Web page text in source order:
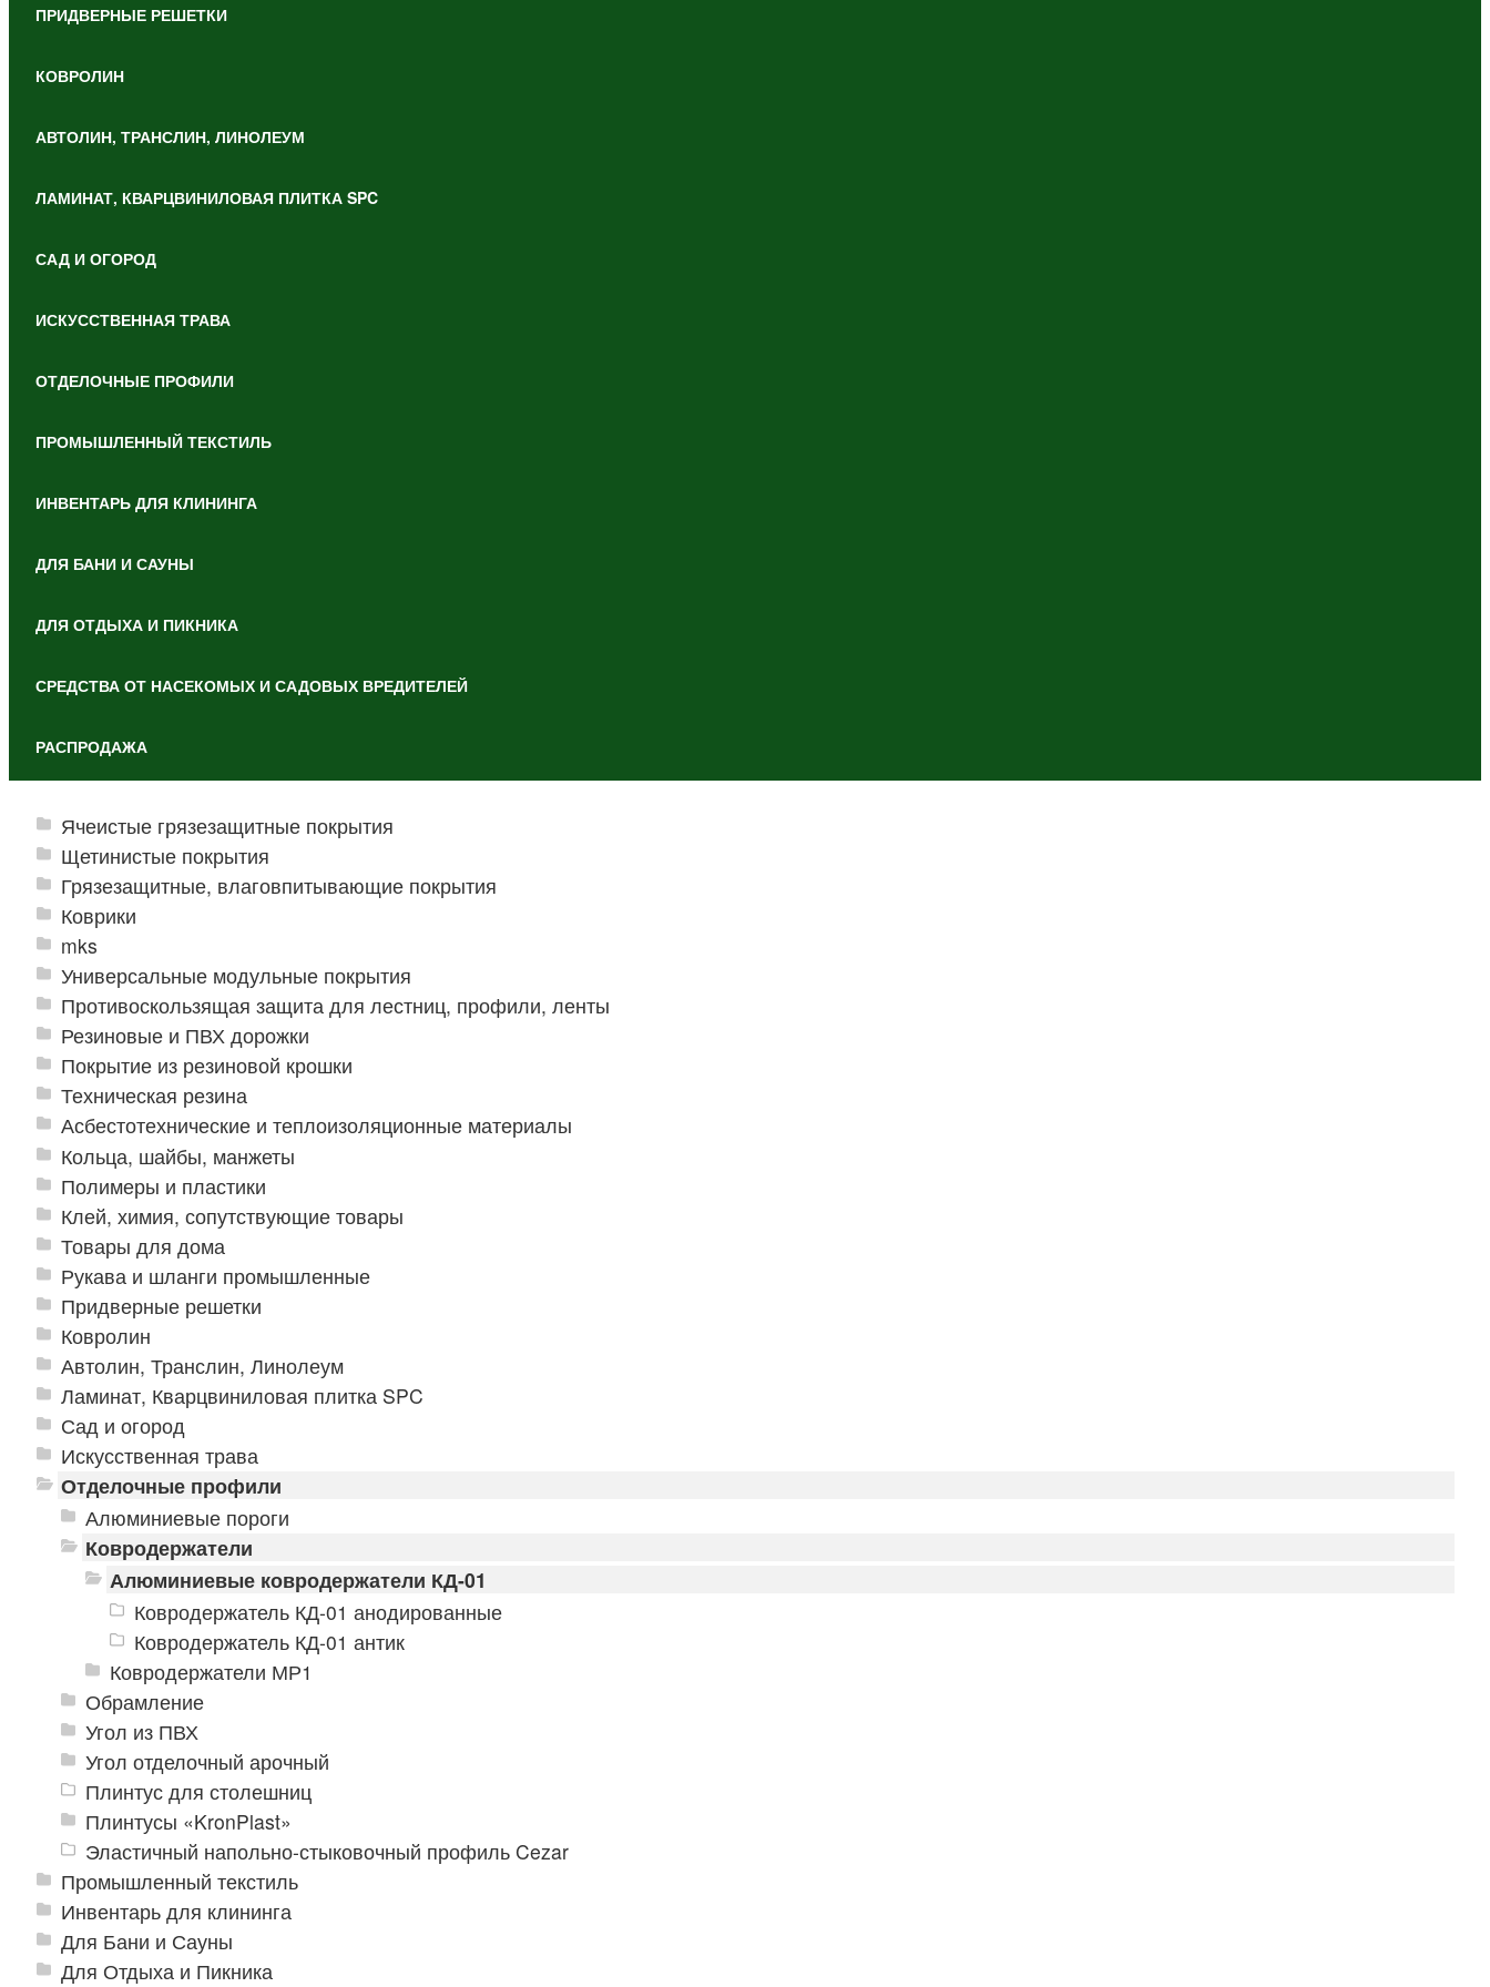
ПРИДВЕРНЫЕ РЕШЕТКИ
КОВРОЛИН
АВТОЛИН, ТРАНСЛИН, ЛИНОЛЕУМ
ЛАМИНАТ, КВАРЦВИНИЛОВАЯ ПЛИТКА SPC
САД И ОГОРОД
ИСКУССТВЕННАЯ ТРАВА
ОТДЕЛОЧНЫЕ ПРОФИЛИ
ПРОМЫШЛЕННЫЙ ТЕКСТИЛЬ
ИНВЕНТАРЬ ДЛЯ КЛИНИНГА
ДЛЯ БАНИ И САУНЫ
ДЛЯ ОТДЫХА И ПИКНИКА
СРЕДСТВА ОТ НАСЕКОМЫХ И САДОВЫХ ВРЕДИТЕЛЕЙ
РАСПРОДАЖА
Ячеистые грязезащитные покрытия
Щетинистые покрытия
Грязезащитные, влаговпитывающие покрытия
Коврики
mks
Универсальные модульные покрытия
Противоскользящая защита для лестниц, профили, ленты
Резиновые и ПВХ дорожки
Покрытие из резиновой крошки
Техническая резина
Асбестотехнические и теплоизоляционные материалы
Кольца, шайбы, манжеты
Полимеры и пластики
Клей, химия, сопутствующие товары
Товары для дома
Рукава и шланги промышленные
Придверные решетки
Ковролин
Автолин, Транслин, Линолеум
Ламинат, Кварцвиниловая плитка SPC
Сад и огород
Искусственная трава
Отделочные профили
Алюминиевые пороги
Ковродержатели
Алюминиевые ковродержатели КД-01
Ковродержатель КД-01 анодированные
Ковродержатель КД-01 антик
Ковродержатели МР1
Обрамление
Угол из ПВХ
Угол отделочный арочный
Плинтус для столешниц
Плинтусы «KronPlast»
Эластичный напольно-стыковочный профиль Cezar
Промышленный текстиль
Инвентарь для клининга
Для Бани и Сауны
Для Отдыха и Пикника